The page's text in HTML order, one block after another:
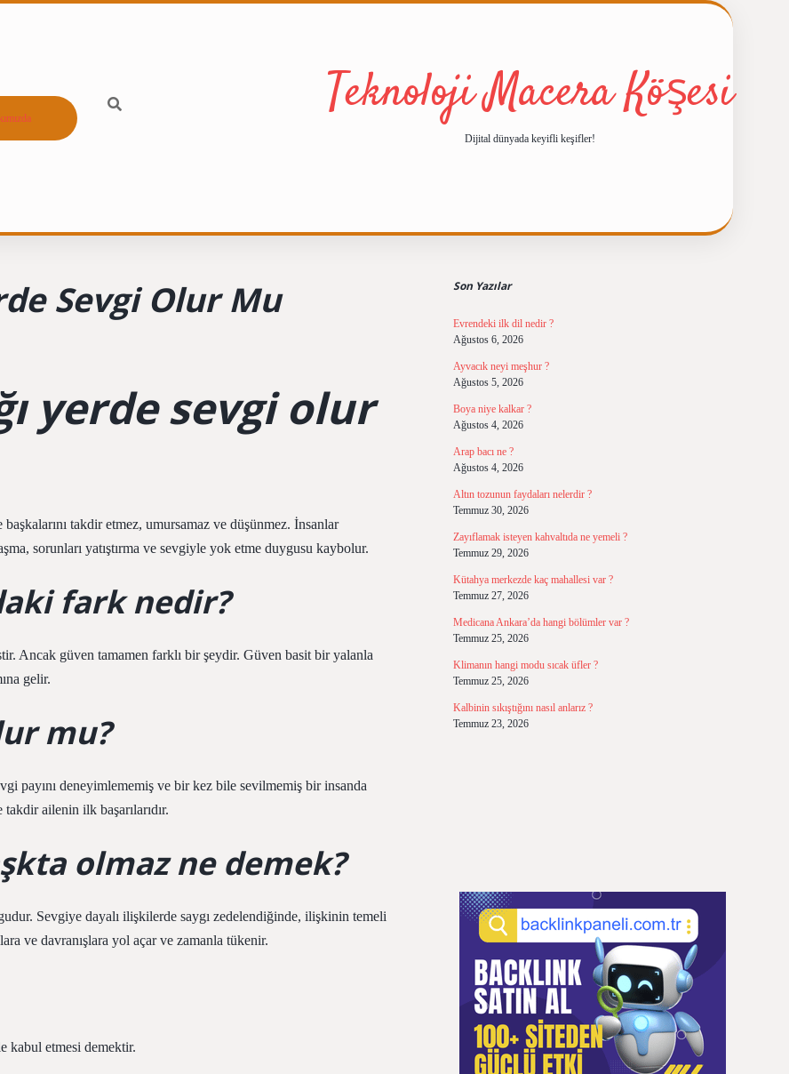
Teknoloji Macera Köşesi
Dijital dünyada keyifli keşifler!
Sevgi Olur Mu
yerde sevgi olur
takdir etmez, umursamaz ve düşünmez. İnsanlar
sorunları yatıştırma ve sevgiyle yok etme duygusu kaybolur.
fark nedir?
Ancak güven tamamen farklı bir şeydir. Güven basit bir yalanla
gelir.
mu?
payını deneyimlememiş ve bir kez bile sevilmemiş bir insanda
ailenin ilk başarılarıdır.
olmaz ne demek?
Sevgiye dayalı ilişkilerde saygı zedelendiğinde, ilişkinin temeli
ve davranışlara yol açar ve zamanla tükenir.
kabul etmesi demektir.
Son Yazılar
Evrendeki ilk dil nedir ?
Ağustos 6, 2026
Ayvacık neyi meşhur ?
Ağustos 5, 2026
Boya niye kalkar ?
Ağustos 4, 2026
Arap bacı ne ?
Ağustos 4, 2026
Altın tozunun faydaları nelerdir ?
Temmuz 30, 2026
Zayıflamak isteyen kahvaltıda ne yemeli ?
Temmuz 29, 2026
Kütahya merkezde kaç mahallesi var ?
Temmuz 27, 2026
Medicana Ankara’da hangi bölümler var ?
Temmuz 25, 2026
Klimanın hangi modu sıcak üfler ?
Temmuz 25, 2026
Kalbinin sıkıştığını nasıl anlarız ?
Temmuz 23, 2026